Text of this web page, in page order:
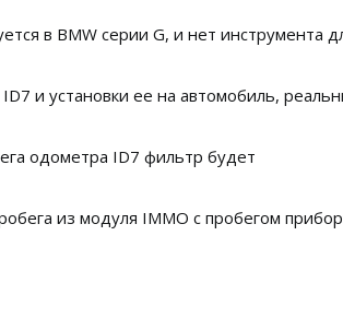
в BMW серии G, и нет инструмента
и установки ее на автомобиль,
одометра ID7 фильтр будет
из модуля IMMO с пробегом